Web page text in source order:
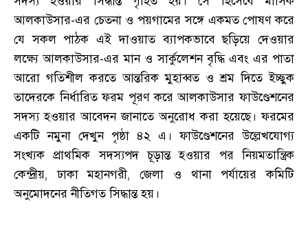
আলকাউসার-এর চেতনা ও পয়গামের সঙ্গে একমত পোষণ করে
যে সকল পাঠক এই দাওয়াত ব্যাপকভাবে ছড়িয়ে দেওয়ার
লক্ষ্যে আলকাউসার-এর মান ও সার্কুলেশন বৃদ্ধি এবং এর পাতা
আরো গতিশীল করতে আন্তরিক মুহাব্বত ও শ্রম দিতে ইচ্ছুক
তাদেরকে নির্ধারিত ফরম পূরণ করে আলকাউসার ফাউণ্ডেশনের
সদস্য হওয়ার আবেদন জানাতে অনুরোধ করা হয়েছে। ফরমের
একটি নমুনা দেখুন পৃষ্ঠা ৪২ এ। ফাউণ্ডেশনের উল্লেখযোগ্য
সংখ্যক প্রাথমিক সদস্যপদ ‍চূড়ান্ত হওয়ার পর নিয়মতান্ত্রিক
কেন্দ্রীয়, ঢাকা মহানগরী, জেলা ও থানা পর্যায়ের কমিটি
অনুমোদনের নীতিগত সিদ্ধান্ত হয়।